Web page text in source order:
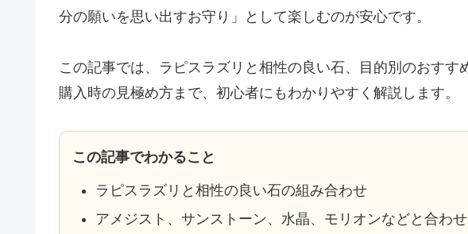
分の願いを思い出すお守り」として楽しむのが安心です。
この記事では、ラピスラズリと相性の良い石、目的別のおすす
購入時の見極め方まで、初心者にもわかりやすく解説します。
この記事でわかること
ラピスラズリと相性の良い石の組み合わせ
アメジスト、サンストーン、水晶、モリオンなどと合わ